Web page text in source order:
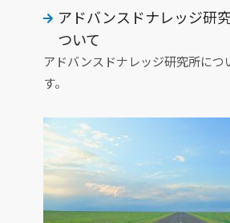
アドバンスドナレッジ研
ついて
アドバンスドナレッジ研究所につ
す。